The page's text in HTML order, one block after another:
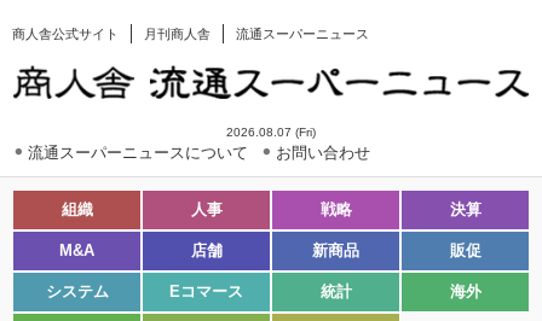
商人舎公式サイト 月刊商人舎 流通スーパーニュース
2026.08.07 (Fri)
流通スーパーニュースについて お問い合わせ
組織 人事 戦略 決算
M&A 店舗 新商品 販促
システム Eコマース 統計 海外